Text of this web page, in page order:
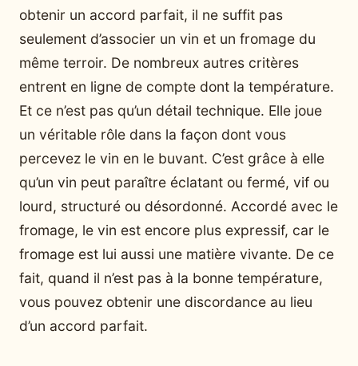
obtenir un accord parfait, il ne suffit pas
seulement d’associer un vin et un fromage du
même terroir. De nombreux autres critères
entrent en ligne de compte dont la température.
Et ce n’est pas qu’un détail technique. Elle joue
un véritable rôle dans la façon dont vous
percevez le vin en le buvant. C’est grâce à elle
qu’un vin peut paraître éclatant ou fermé, vif ou
lourd, structuré ou désordonné. Accordé avec le
fromage, le vin est encore plus expressif, car le
fromage est lui aussi une matière vivante. De ce
fait, quand il n’est pas à la bonne température,
vous pouvez obtenir une discordance au lieu
d’un accord parfait.